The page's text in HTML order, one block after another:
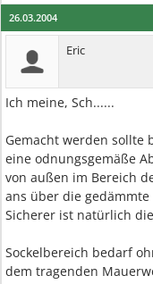
26.03.2004
Eric
Ich meine, Sch......
Gemacht werden sollte
eine odnungsgemäße
von außen im Bereich
ans über die
Sicherer ist natürlich
Sockelbereich bedarf
dem tragenden